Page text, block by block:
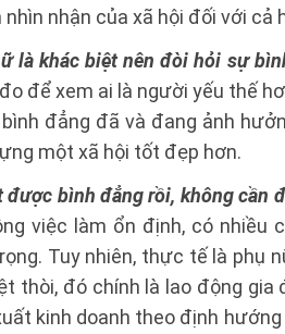
nhìn nhận của xã hội đối với cả
là khác biệt nên đòi hỏi sự
để xem ai là người yếu thế
đẳng đã và đang ảnh
một xã hội tốt đẹp hơn.
được bình đẳng rồi, không cần
việc làm ổn định, có
Tuy nhiên, thực tế là phụ
thòi, đó chính là lao động gia
kinh doanh theo định